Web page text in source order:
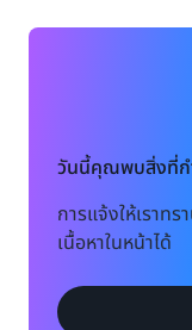
วันนี้คุณพบสิ่งที่ก
การแจ้งให้เราท
เนื้อหาในหน้าได้